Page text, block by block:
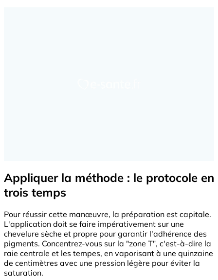
Appliquer la méthode : le protocole en
trois temps
Pour réussir cette manœuvre, la préparation est capitale.
L'application doit se faire impérativement sur une
chevelure sèche et propre pour garantir l'adhérence des
pigments. Concentrez-vous sur la "zone T", c'est-à-dire la
raie centrale et les tempes, en vaporisant à une quinzaine
de centimètres avec une pression légère pour éviter la
saturation.